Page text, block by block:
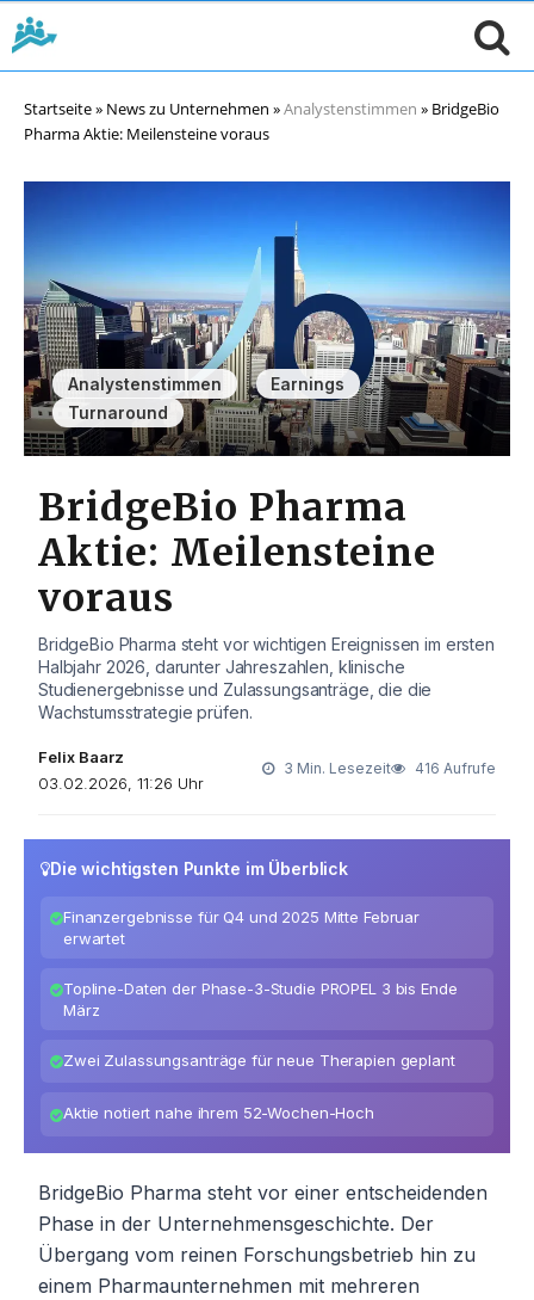
Startseite» News zu Unternehmen »Analystenstimmen » BridgeBio
Pharma Aktie: Meilensteine voraus
Analystenstimmen , Earnings ,
Turnaround
BridgeBio Pharma
Aktie: Meilensteine
voraus
BridgeBio Pharma steht vor wichtigen Ereignissen im ersten
Halbjahr 2026, darunter Jahreszahlen, klinische
Studienergebnisse und Zulassungsanträge, die die
Wachstumsstrategie prüfen.
Felix Baarz
03.02.2026, 11:26 Uhr
3 Min. Lesezeit 416 Aufrufe
Die wichtigsten Punkte im Überblick
Finanzergebnisse für Q4 und 2025 Mitte Februar
erwartet
Topline-Daten der Phase-3-Studie PROPEL 3 bis Ende
März
Zwei Zulassungsanträge für neue Therapien geplant
Aktie notiert nahe ihrem 52-Wochen-Hoch
BridgeBio Pharma steht vor einer entscheidenden
Phase in der Unternehmensgeschichte. Der
Übergang vom reinen Forschungsbetrieb hin zu
einem Pharmaunternehmen mit mehreren